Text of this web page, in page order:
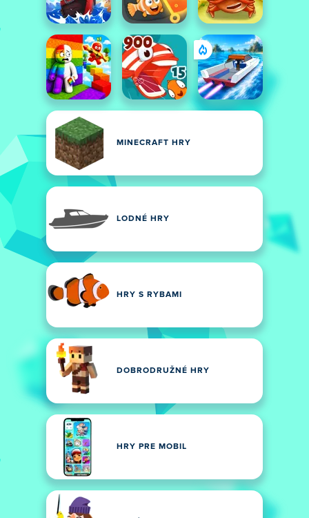
MINECRAFT HRY
LODNÉ HRY
HRY S RYBAMI
DOBRODRUŽNÉ HRY
HRY PRE MOBIL